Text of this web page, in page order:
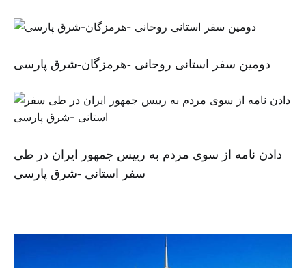
دومین سفر استانی روحانی -هرمزگان-شرق پارسی
دادن نامه از سوی مردم به رییس جمهور ایران در طی
سفر استانی -شرق پارسی